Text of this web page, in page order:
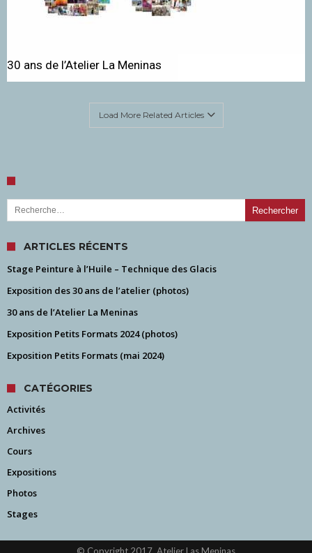
30 ans de l’Atelier La Meninas
Load More Related Articles
Rechercher :
ARTICLES RÉCENTS
Stage Peinture à l’Huile – Technique des Glacis
Exposition des 30 ans de l’atelier (photos)
30 ans de l’Atelier La Meninas
Exposition Petits Formats 2024 (photos)
Exposition Petits Formats (mai 2024)
CATÉGORIES
Activités
Archives
Cours
Expositions
Photos
Stages